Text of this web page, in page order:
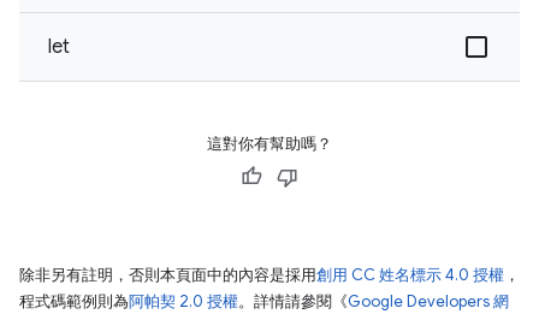
let
這對你有幫助嗎？
除非另有註明，否則本頁面中的內容是採用創用 CC 姓名標示 4.0 授權 ，
程式碼範例則為阿帕契 2.0 授權。詳情請參閱《Google Developers 網